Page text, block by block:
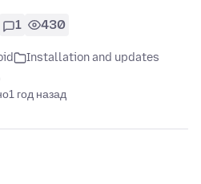
1 430
Installation and updates
1 год назад